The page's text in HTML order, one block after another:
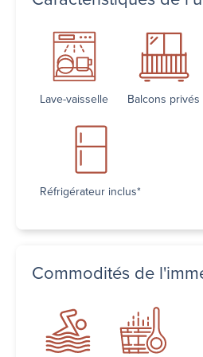
Lave-vaisselle Balcons privés
Réfrigérateur inclus*
Commodités de